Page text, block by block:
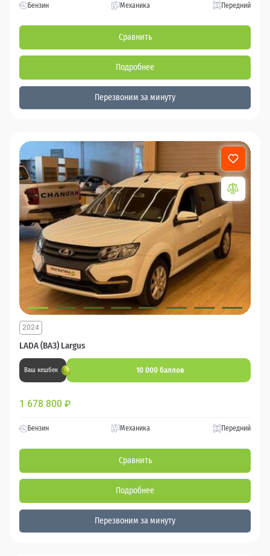
Бензин Механика Передний
Сравнить
Подробнее
Перезвоним за минуту
LADA (ВАЗ) Largus
2024
Ваш кешбек 10 000 баллов
1 678 800 ₽
Бензин Механика Передний
Сравнить
Подробнее
Перезвоним за минуту